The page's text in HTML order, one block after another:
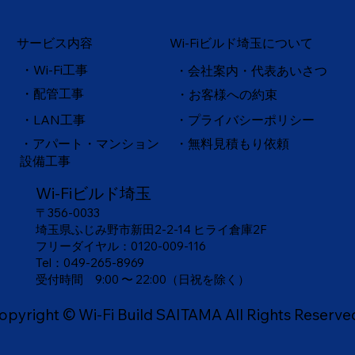
サービス内容
・Wi-Fi工事
・ LAN工事
・配管工事
・アパート・マンション
設備工事
Wi-Fiビルド埼玉について
・会社案内・代表あいさつ
・お客様への約束
・プライバシーポリシー
・無料見積もり依頼
Wi-Fiビルド埼玉
〒356-0033
埼玉県ふじみ野市新田2-2-14 ヒライ倉庫2F
フリーダイヤル：0120-009-116
Tel：049-265-8969
​受付時間 9:00 〜 22:00（日祝を除く）
© Wi-Fi Build SAITAMA All Rights